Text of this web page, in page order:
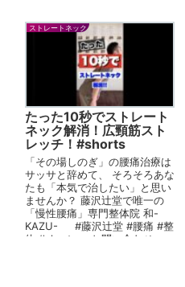
ストレートネック
たった10秒でストレート
ネック解消！広頸筋スト
レッチ！#shorts
「その場しのぎ」の腰痛治療は
サッサと辞めて、 そろそろあな
たも「本気で治したい」と思い
ませんか？ 藤沢辻堂で唯一の
「慢性腰痛」専門整体院 和-
KAZU- #藤沢辻堂 #腰痛 #整
体 #shorts ＜お問い合わせ＞